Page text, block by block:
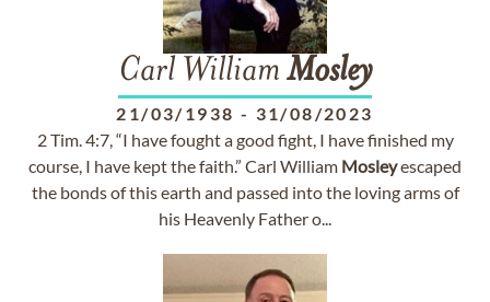
Carl William Mosley
21/03/1938 - 31/08/2023
2 Tim. 4:7, “I have fought a good fight, I have finished my
course, I have kept the faith.” Carl William Mosleyescaped
the bonds of this earth and passed into the loving arms of
his Heavenly Father o...